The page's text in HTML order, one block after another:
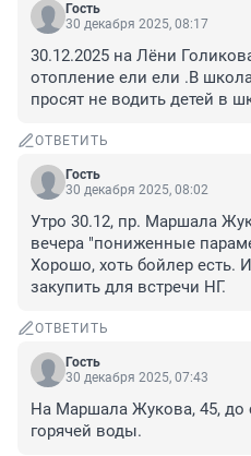
Гость
30 декабря 2025, 08:17
30.12.2025 на Лёни
отопление ели ели .В
просят не водить детей в
ОТВЕТИТЬ
Гость
30 декабря 2025, 08:02
Утро 30.12, пр. Маршала
вечера "пониженные
Хорошо, хоть бойлер есть.
закупить для встречи НГ.
ОТВЕТИТЬ
Гость
30 декабря 2025, 07:43
На Маршала Жукова, 45, до
горячей воды.